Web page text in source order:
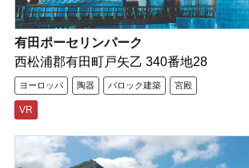
有田ポーセリンパーク
西松浦郡有田町戸矢乙 340番地28
ヨーロッパ 陶器 バロック建築 宮殿
VR